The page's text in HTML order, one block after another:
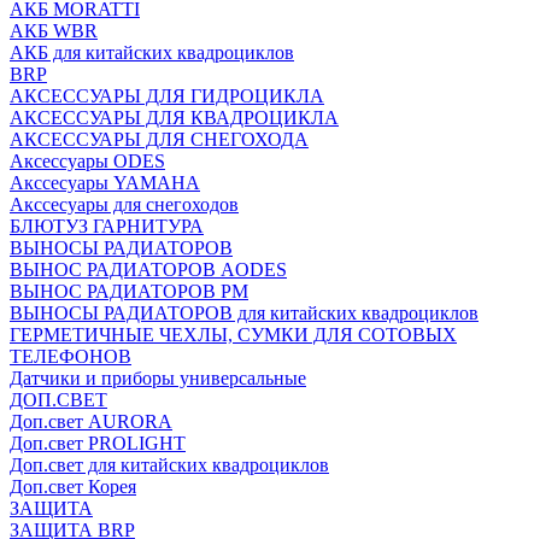
АКБ MORATTI
АКБ WBR
АКБ для китайских квадроциклов
BRP
АКСЕССУАРЫ ДЛЯ ГИДРОЦИКЛА
АКСЕССУАРЫ ДЛЯ КВАДРОЦИКЛА
АКСЕССУАРЫ ДЛЯ СНЕГОХОДА
Аксессуары ODES
Акссесуары YAMAHA
Акссесуары для снегоходов
БЛЮТУЗ ГАРНИТУРА
ВЫНОСЫ РАДИАТОРОВ
ВЫНОС РАДИАТОРОВ AODES
ВЫНОС РАДИАТОРОВ РМ
ВЫНОСЫ РАДИАТОРОВ для китайских квадроциклов
ГЕРМЕТИЧНЫЕ ЧЕХЛЫ, СУМКИ ДЛЯ СОТОВЫХ
ТЕЛЕФОНОВ
Датчики и приборы универсальные
ДОП.СВЕТ
Доп.свет AURORA
Доп.свет PROLIGHT
Доп.свет для китайских квадроциклов
Доп.свет Корея
ЗАЩИТА
ЗАЩИТА BRP